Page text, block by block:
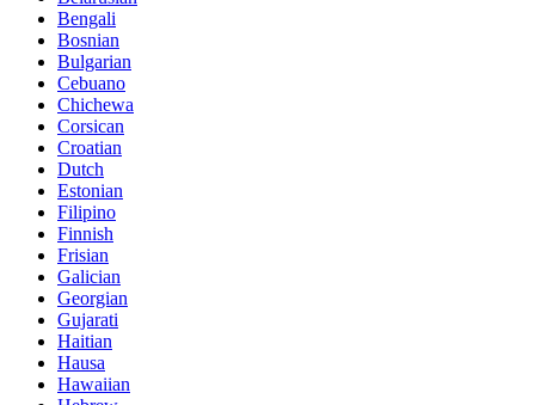
Bengali
Bosnian
Bulgarian
Cebuano
Chichewa
Corsican
Croatian
Dutch
Estonian
Filipino
Finnish
Frisian
Galician
Georgian
Gujarati
Haitian
Hausa
Hawaiian